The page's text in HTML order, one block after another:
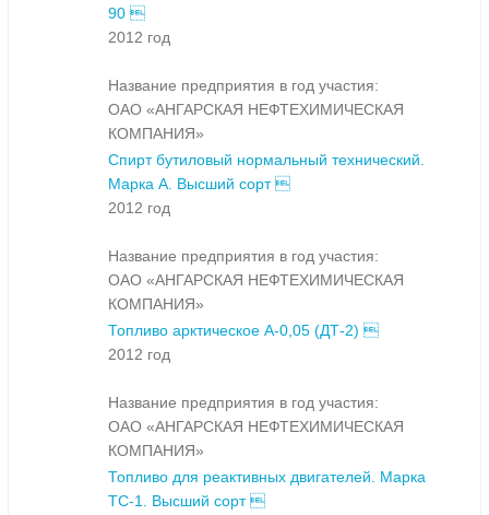
90 
2012 год
Название предприятия в год участия:
ОАО «АНГАРСКАЯ НЕФТЕХИМИЧЕСКАЯ
КОМПАНИЯ»
Спирт бутиловый нормальный технический.
Марка А. Высший сорт 
2012 год
Название предприятия в год участия:
ОАО «АНГАРСКАЯ НЕФТЕХИМИЧЕСКАЯ
КОМПАНИЯ»
Топливо арктическое А-0,05 (ДТ-2) 
2012 год
Название предприятия в год участия:
ОАО «АНГАРСКАЯ НЕФТЕХИМИЧЕСКАЯ
КОМПАНИЯ»
Топливо для реактивных двигателей. Марка
ТС-1. Высший сорт 